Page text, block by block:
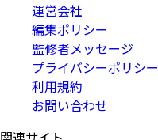
運営会社
編集ポリシー
監修者メッセージ
プライバシーポリシー
利用規約
お問い合わせ